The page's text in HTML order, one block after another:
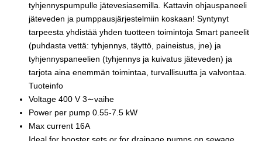
tyhjennyspumpulle jätevesiasemilla. Kattavin ohjauspaneeli
jäteveden ja pumppausjärjestelmiin koskaan! Syntynyt
tarpeesta yhdistää yhden tuotteen toimintoja Smart paneelit
(puhdasta vettä: tyhjennys, täyttö, paineistus, jne) ja
tyhjennyspaneelien (tyhjennys ja kuivatus jäteveden) ja
tarjota aina enemmän toimintaa, turvallisuutta ja valvontaa.
Tuoteinfo
Voltage 400 V 3∼vaihe
Power per pump 0.55-7.5 kW
Max current 16A